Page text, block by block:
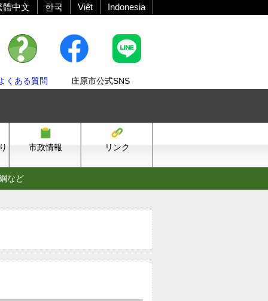
體中文 한국 Việt Indonesia
くある質問 庄原市公式SNS
市政情報 リンク
など